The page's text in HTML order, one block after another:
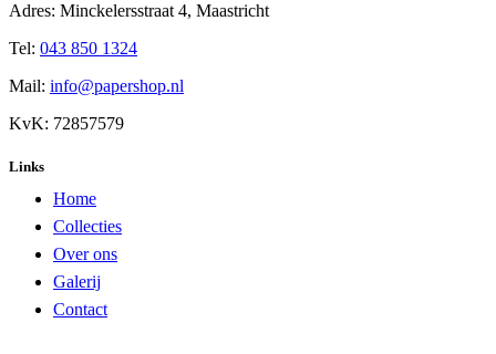
Adres: Minckelersstraat 4, Maastricht
Tel: 043 850 1324
Mail: info@papershop.nl
KvK: 72857579
Links
Home
Collecties
Over ons
Galerij
Contact